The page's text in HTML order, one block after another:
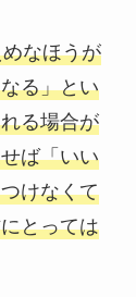
なほうが
る」とい
る場合が
ば「いい
けなくて
とっては